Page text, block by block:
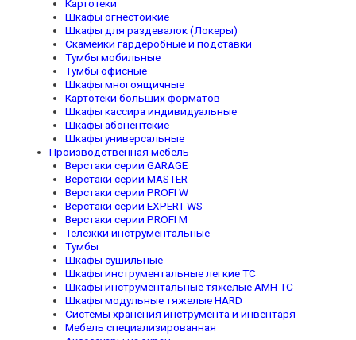
Картотеки
Шкафы огнестойкие
Шкафы для раздевалок (Локеры)
Скамейки гардеробные и подставки
Тумбы мобильные
Тумбы офисные
Шкафы многоящичные
Картотеки больших форматов
Шкафы кассира индивидуальные
Шкафы абонентские
Шкафы универсальные
Производственная мебель
Верстаки серии GARAGE
Верстаки серии MASTER
Верстаки серии PROFI W
Верстаки серии EXPERT WS
Верстаки серии PROFI M
Тележки инструментальные
Тумбы
Шкафы сушильные
Шкафы инструментальные легкие TC
Шкафы инструментальные тяжелые AMH TC
Шкафы модульные тяжелые HARD
Системы хранения инструмента и инвентаря
Мебель специализированная